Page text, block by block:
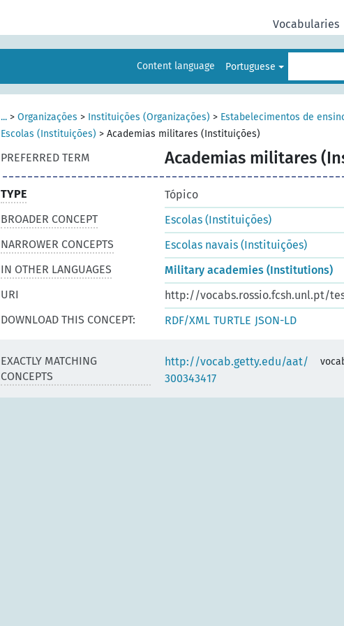
Vocabularies
Content language Portuguese
... > Organizações > Instituições (Organizações) > Estabelecimentos de
Escolas (Instituições) > Academias militares (Instituições)
PREFERRED TERM Academias militares
TYPE
Tópico
BROADER CONCEPT
Escolas (Instituições)
NARROWER CONCEPTS
Escolas navais (Instituições)
IN OTHER LANGUAGES
Military academies (Institutions)
URI
http://vocabs.rossio.fcsh.unl.pt/
DOWNLOAD THIS CONCEPT:
RDF/XML TURTLE JSON-LD
EXACTLY MATCHING
CONCEPTS
http://vocab.getty.edu/aat/
300343417